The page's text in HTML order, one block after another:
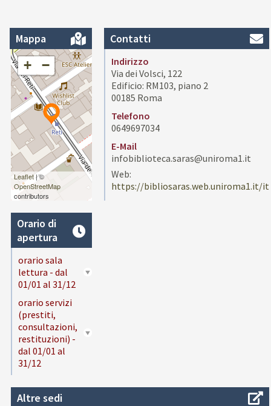
Mappa
+ −
Leaflet| ©
OpenStreetMap
contributors
Contatti
Indirizzo
Via dei Volsci, 122
Edificio: RM103, piano 2
00185 Roma
Telefono
0649697034
E-Mail
infobiblioteca.saras@uniroma1.it
Web:
https://bibliosaras.web.uniroma1.it/it
Orario di
apertura
orario sala
lettura - dal
01/01 al 31/12
orario servizi
(prestiti,
consultazioni,
restituzioni) -
dal 01/01 al
31/12
Altre sedi